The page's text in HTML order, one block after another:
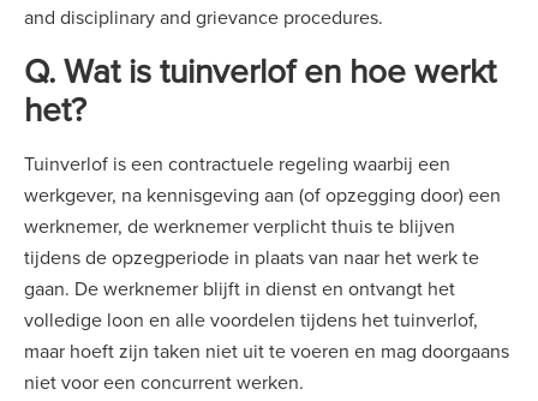
and disciplinary and grievance procedures.
Q. Wat is tuinverlof en hoe werkt
het?
Tuinverlof is een contractuele regeling waarbij een
werkgever, na kennisgeving aan (of opzegging door) een
werknemer, de werknemer verplicht thuis te blijven
tijdens de opzegperiode in plaats van naar het werk te
gaan. De werknemer blijft in dienst en ontvangt het
volledige loon en alle voordelen tijdens het tuinverlof,
maar hoeft zijn taken niet uit te voeren en mag doorgaans
niet voor een concurrent werken.